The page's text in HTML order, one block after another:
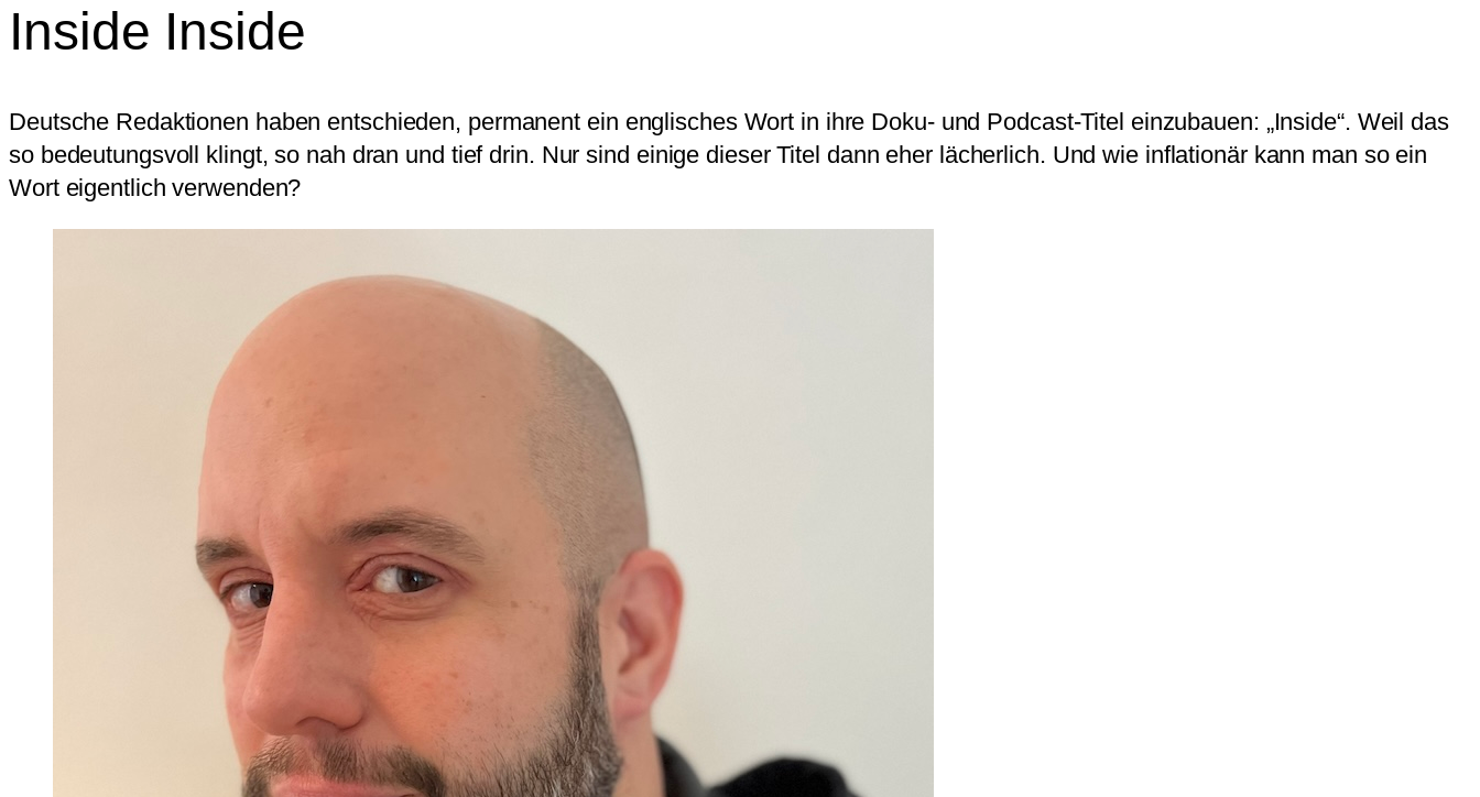
Inside Inside
Deutsche Redaktionen haben entschieden, permanent ein englisches Wort in ihre Doku- und Podcast-Titel einzubauen: „Inside“. Weil das
so bedeutungsvoll klingt, so nah dran und tief drin. Nur sind einige dieser Titel dann eher lächerlich. Und wie inflationär kann man so ein
Wort eigentlich verwenden?